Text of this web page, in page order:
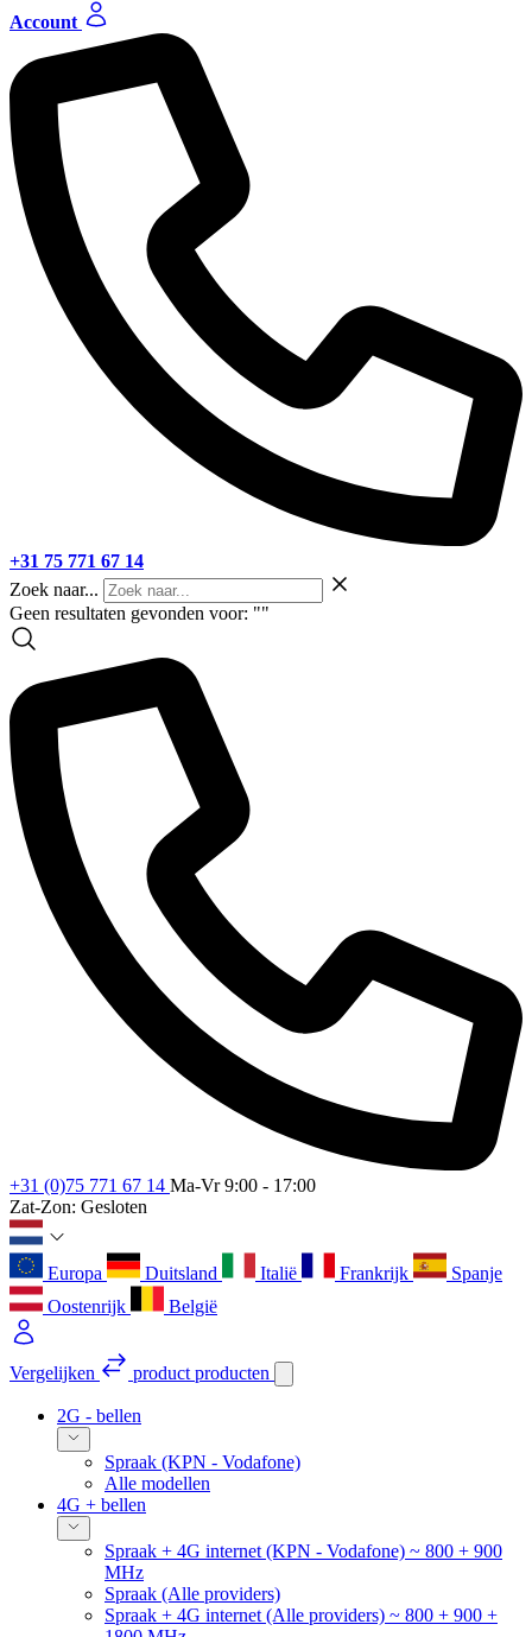
Account
+31 75 771 67 14
Zoek naar...
Geen resultaten gevonden voor: ""
+31 (0)75 771 67 14 Ma-Vr 9:00 - 17:00
Zat-Zon: Gesloten
Europa Duitsland Italië Frankrijk
Spanje
Oostenrijk
België
Vergelijken product producten
2G - bellen
Spraak (KPN - Vodafone)
Alle modellen
4G + bellen
Spraak + 4G internet (KPN - Vodafone) ~ 800 + 900
MHz
Spraak (Alle providers)
Spraak + 4G internet (Alle providers) ~ 800 + 900 +